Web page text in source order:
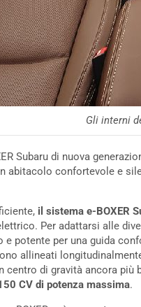
Gli interni
Subaru di nuova
abitacolo confortevole e
il sistema e-BOXER
Per adattarsi alle
e potente per una guida
allineati
centro di gravità ancora
CV di potenza massima.